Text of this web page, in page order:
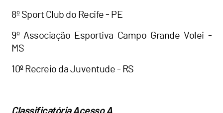
8º Sport Club do Recife - PE
9º Associação Esportiva Campo Grande Volei -
MS
10º Recreio da Juventude - RS
Classificatória Acesso A